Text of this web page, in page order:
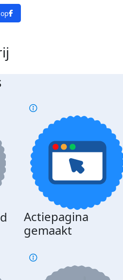
Actiepagina
gemaakt